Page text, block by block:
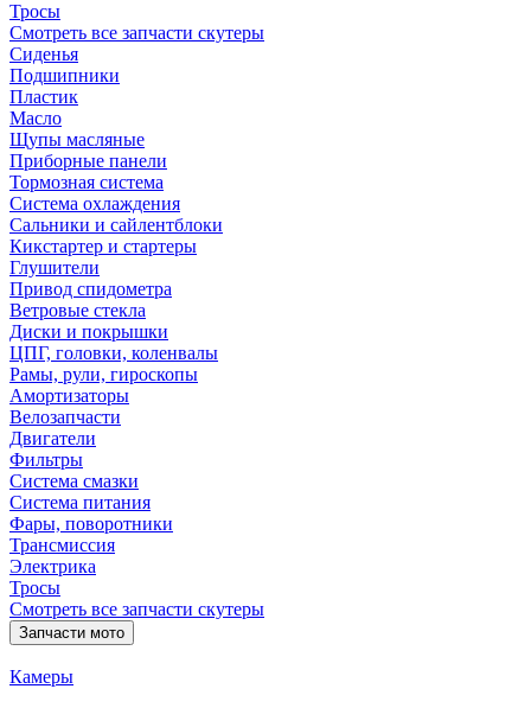
Тросы
Смотреть все запчасти скутеры
Сиденья
Подшипники
Пластик
Масло
Щупы масляные
Приборные панели
Тормозная система
Система охлаждения
Сальники и сайлентблоки
Кикстартер и стартеры
Глушители
Привод спидометра
Ветровые стекла
Диски и покрышки
ЦПГ, головки, коленвалы
Рамы, рули, гироскопы
Амортизаторы
Велозапчасти
Двигатели
Фильтры
Система смазки
Система питания
Фары, поворотники
Трансмиссия
Электрика
Тросы
Смотреть все запчасти скутеры
Запчасти мото
Камеры